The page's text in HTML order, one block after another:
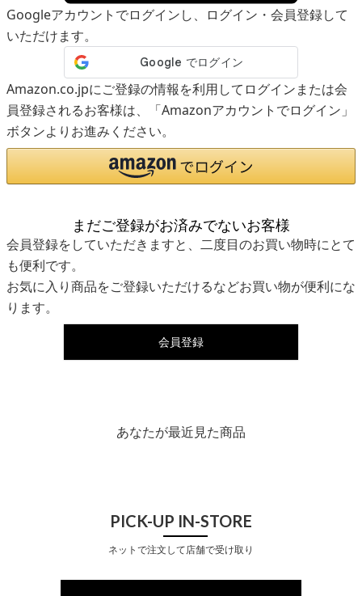
Googleアカウントでログインし、ログイン・会員登録して
いただけます。
Amazon.co.jpにご登録の情報を利用してログインまたは会
員登録されるお客様は、「Amazonアカウントでログイン」
ボタンよりお進みください。
まだご登録がお済みでないお客様
会員登録をしていただきますと、二度目のお買い物時にとて
も便利です。
お気に入り商品をご登録いただけるなどお買い物が便利にな
ります。
会員登録
あなたが最近見た商品
PICK-UP IN-STORE
ネットで注文して店舗で受け取り